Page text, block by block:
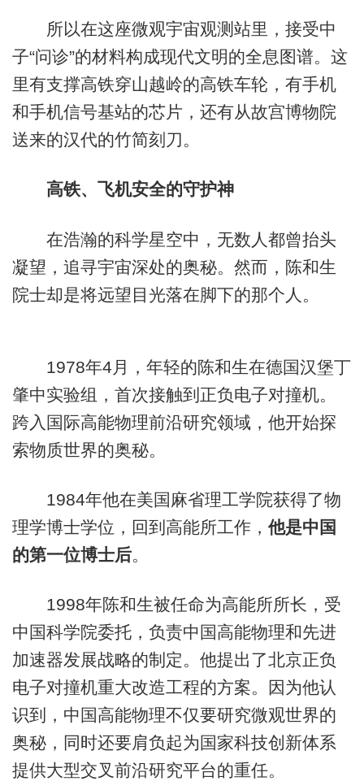
所以在这座微观宇宙观测站里，接受中
子“问诊”的材料构成现代文明的全息图谱。这
里有支撑高铁穿山越岭的高铁车轮，有手机
和手机信号基站的芯片，还有从故宫博物院
送来的汉代的竹简刻刀。
高铁、飞机安全的守护神
在浩瀚的科学星空中，无数人都曾抬头
凝望，追寻宇宙深处的奥秘。然而，陈和生
院士却是将远望目光落在脚下的那个人。
1978年4月，年轻的陈和生在德国汉堡丁
肇中实验组，首次接触到正负电子对撞机。
跨入国际高能物理前沿研究领域，他开始探
索物质世界的奥秘。
1984年他在美国麻省理工学院获得了物
理学博士学位，回到高能所工作， 他是中国
的第一位博士后。
1998年陈和生被任命为高能所所长，受
中国科学院委托，负责中国高能物理和先进
加速器发展战略的制定。他提出了北京正负
电子对撞机重大改造工程的方案。因为他认
识到，中国高能物理不仅要研究微观世界的
奥秘，同时还要肩负起为国家科技创新体系
提供大型交叉前沿研究平台的重任。